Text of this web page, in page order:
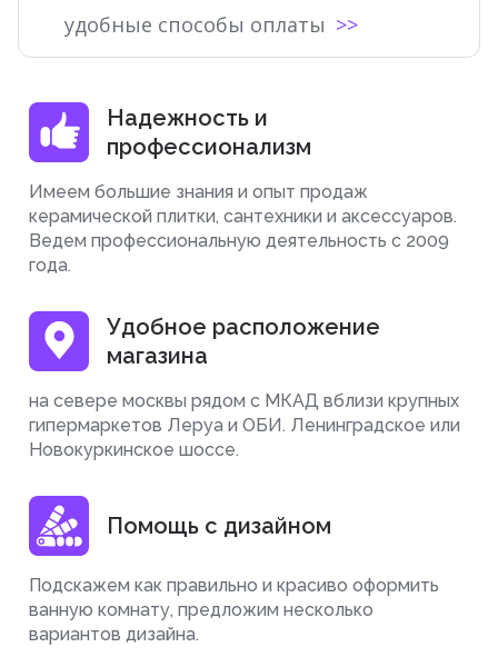
удобные способы оплаты
Надежность и
профессионализм
Имеем большие знания и опыт продаж
керамической плитки, сантехники и аксессуаров.
Ведем профессиональную деятельность с 2009
года.
Удобное расположение
магазина
на севере москвы рядом с МКАД вблизи крупных
гипермаркетов Леруа и ОБИ. Ленинградское или
Новокуркинское шоссе.
Помощь с дизайном
Подскажем как правильно и красиво оформить
ванную комнату, предложим несколько
вариантов дизайна.